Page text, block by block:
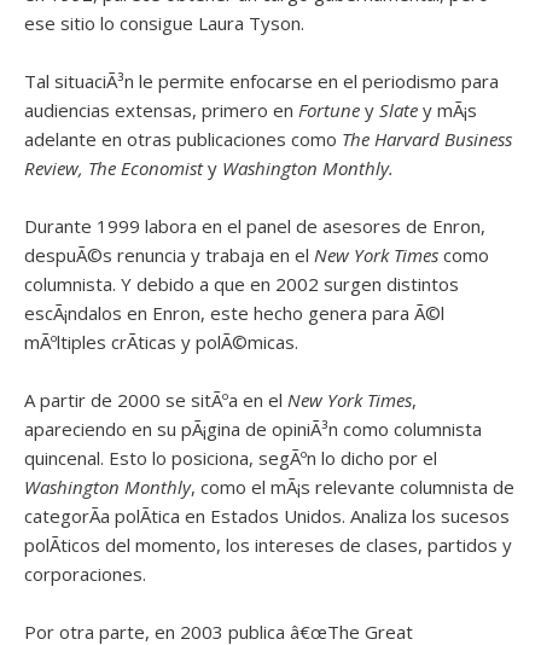
ese sitio lo consigue Laura Tyson.
Tal situaciÃ³n le permite enfocarse en el periodismo para
audiencias extensas, primero en Fortune y Slate y mÃ¡s
adelante en otras publicaciones como The Harvard Business
Review, The Economisty Washington Monthly.
Durante 1999 labora en el panel de asesores de Enron,
despuÃ©s renuncia y trabaja en el New York Times como
columnista. Y debido a que en 2002 surgen distintos
escÃ¡ndalos en Enron, este hecho genera para Ã©l
mÃºltiples crÃ­ticas y polÃ©micas.
A partir de 2000 se sitÃºa en el New York Times,
apareciendo en su pÃ¡gina de opiniÃ³n como columnista
quincenal. Esto lo posiciona, segÃºn lo dicho por el
Washington Monthly, como el mÃ¡s relevante columnista de
categorÃ­a polÃ­tica en Estados Unidos. Analiza los sucesos
polÃ­ticos del momento, los intereses de clases, partidos y
corporaciones.
Por otra parte, en 2003 publica â€œThe Great